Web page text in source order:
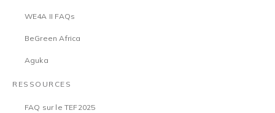
WE4A II FAQs
BeGreen Africa
Aguka
RESSOURCES
FAQ sur le TEF2025